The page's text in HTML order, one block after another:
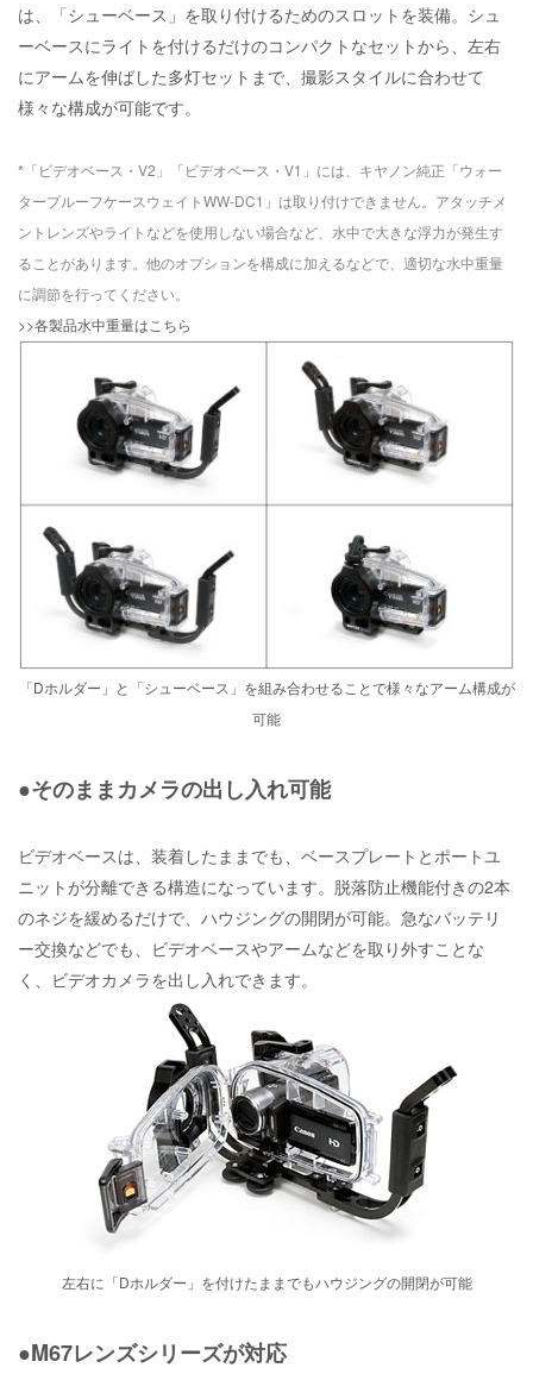
は、「シューベース」を取り付けるためのスロットを装備。シュ
ーベースにライトを付けるだけのコンパクトなセットから、左右
にアームを伸ばした多灯セットまで、撮影スタイルに合わせて
様々な構成が可能です。
*「ビデオベース・V2」「ビデオベース・V1」には、キヤノン純正「ウォー
タープルーフケースウェイトWW-DC1」は取り付けできません。アタッチメ
ントレンズやライトなどを使用しない場合など、水中で大きな浮力が発生す
ることがあります。他のオプションを構成に加えるなどで、適切な水中重量
に調節を行ってください。
>>各製品水中重量はこちら
「Dホルダー 」と「シューベース」を組み合わせることで様々なアーム構成が
可能
●そのままカメラの出し入れ可能
ビデオベースは、装着したままでも、ベースプレートとポートユ
ニットが分離できる構造になっています。脱落防止機能付きの2本
のネジを緩めるだけで、ハウジングの開閉が可能。急なバッテリ
ー交換などでも、ビデオベースやアームなどを取り外すことな
く、ビデオカメラを出し入れできます。
左右に「Dホルダー 」を付けたままでもハウジングの開閉が可能
●M67レンズシリーズが対応